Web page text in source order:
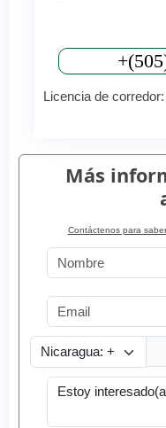
Licencia de
Más
Contáctenos para